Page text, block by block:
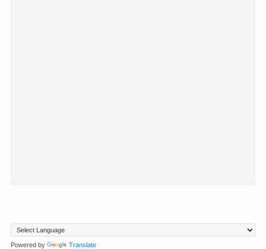
Powered by Translate